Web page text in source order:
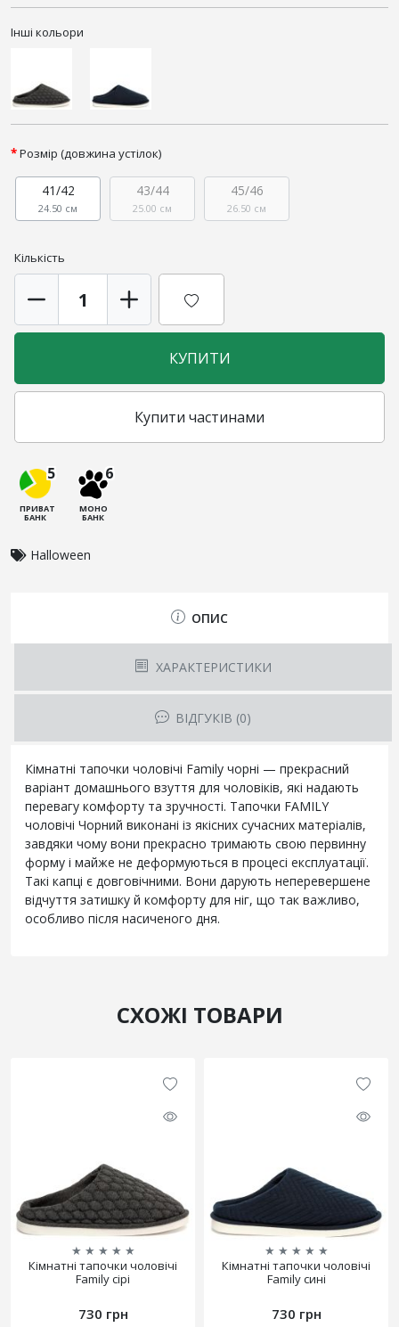
Інші кольори
Розмір (довжина устілок)
41/42
24.50 см
43/44
25.00 см
45/46
26.50 см
Кількість
КУПИТИ
Купити частинами
5
ПРИВАТ
БАНК
6
МОНО
БАНК
Halloween
ОПИС
ХАРАКТЕРИСТИКИ
ВІДГУКІВ (0)
Кімнатні тапочки чоловічі Family чорні — прекрасний
варіант домашнього взуття для чоловіків, які надають
перевагу комфорту та зручності. Тапочки FAMILY
чоловічі Чорний виконані із якісних сучасних матеріалів,
завдяки чому вони прекрасно тримають свою первинну
форму і майже не деформуються в процесі експлуатації.
Такі капці є довговічними. Вони дарують неперевершене
відчуття затишку й комфорту для ніг, що так важливо,
особливо після насиченого дня.
СХОЖІ ТОВАРИ
★ ★ ★ ★ ★
Кімнатні тапочки чоловічі
Family сірі
730 грн
★ ★ ★ ★ ★
Кімнатні тапочки чоловічі
Family сині
730 грн